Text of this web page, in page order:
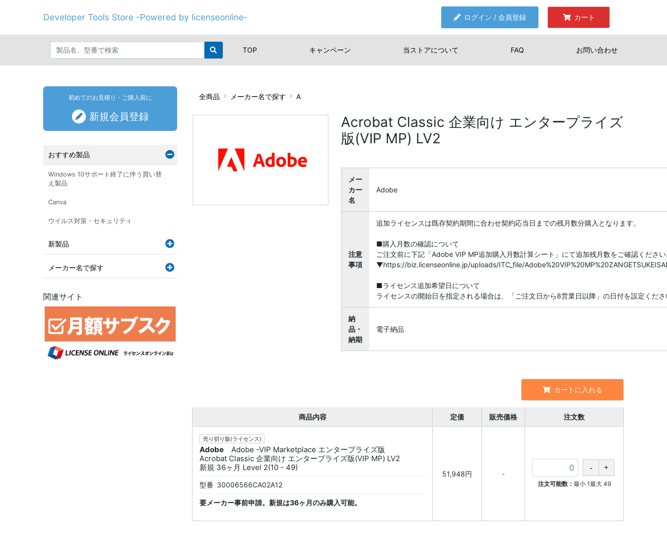
Developer Tools Store -Powered by licenseonline- ログイン / 会員登録 カート
TOP キャンペーン 当ストアについて FAQ お問い合わせ
全商品 メーカー名で探す A
Acrobat Classic 企業向け エンタープライズ
版(VIP MP) LV2
メー
カー
名
Adobe
注意
事項
追加ライセンスは既存契約期間に合わせ契約応当日までの残月数分購入となります。
■購入月数の確認について
ご注文前に下記「Adobe VIP MP追加購入月数計算シート」にて追加残月数をご確認くださ
▼https://biz.licenseonline.jp/uploads/ITC_file/
■ライセンス追加希望日について
ライセンスの開始日を指定される場合は、「ご注文日から8営業日以降」の日付を設定くだ
納
品・
納期
電子納品
カートに入れる
商品内容 定価 販売価格 注文数
売り切り版(ライセンス)
Adobe
Adobe -VIP Marketplace エンタープライズ版
Acrobat Classic 企業向け エンタープライズ版(VIP MP) LV2
新規 36ヶ月 Level 2(10 - 49)
型番 30006566CA02A12
要メーカー事前申請。新規は36ヶ月のみ購入可能。
51,948円 -
注文可能数： 最小 1最大 49
初めてのお見積り・ご購入前に
新規会員登録
おすすめ製品
Windows 10サポート終了に伴う買い替
え製品
Canva
ウイルス対策・セキュリティ
新製品
メーカー名で探す
関連サイト